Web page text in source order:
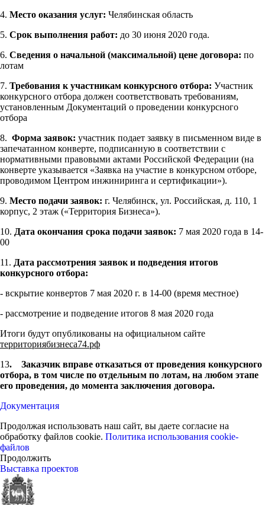
4. Место оказания услуг: Челябинская область
5. Срок выполнения работ: до 30 июня 2020 года.
6. Сведения о начальной (максимальной) цене договора: по
лотам
7. Требования к участникам конкурсного отбора: Участник
конкурсного отбора должен соответствовать требованиям,
установленным Документаций о проведении конкурсного
отбора
8. Форма заявок: участник подает заявку в письменном виде в
запечатанном конверте, подписанную в соответствии с
нормативными правовыми актами Российской Федерации (на
конверте указывается «Заявка на участие в конкурсном отборе,
проводимом Центром инжиниринга и сертификации»).
9. Место подачи заявок: г. Челябинск, ул. Российская, д. 110, 1
корпус, 2 этаж («Территория Бизнеса»).
10. Дата окончания срока подачи заявок: 7 мая 2020 года в 14-
00
11. Дата рассмотрения заявок и подведения итогов
конкурсного отбора:
- вскрытие конвертов 7 мая 2020 г. в 14-00 (время местное)
- рассмотрение и подведение итогов 8 мая 2020 года
Итоги будут опубликованы на официальном сайте
территориябизнеса74.рф
13. Заказчик вправе отказаться от проведения конкурсного
отбора, в том числе по отдельным по лотам, на любом этапе
его проведения, до момента заключения договора.
Документация
Продолжая использовать наш сайт, вы даете согласие на
обработку файлов cookie. Политика использования cookie-
файлов
Продолжить
Выставка проектов